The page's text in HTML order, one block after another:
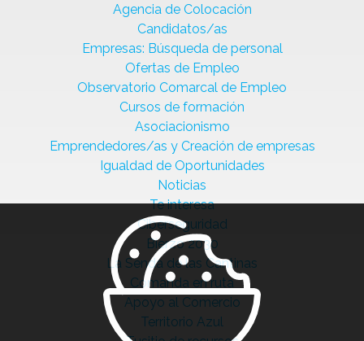
Agencia de Colocación
Candidatos/as
Empresas: Búsqueda de personal
Ofertas de Empleo
Observatorio Comarcal de Empleo
Cursos de formación
Asociacionismo
Emprendedores/as y Creación de empresas
Igualdad de Oportunidades
Noticias
Te interesa
Ciberseguridad
Bierzo 2030
La Senda de las Cantinas
Comanda en ruta
Apoyo al Comercio
Territorio Azul